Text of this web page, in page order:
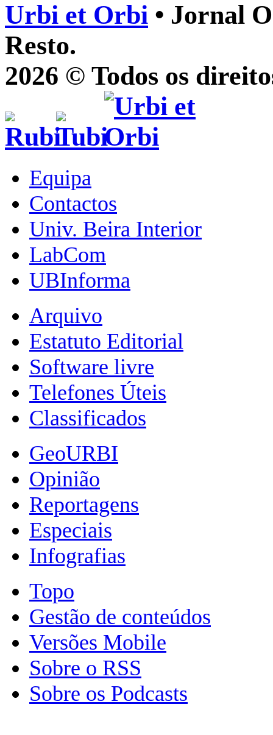
Urbi et Orbi • Jornal
Resto.
2026 © Todos os
Equipa
Contactos
Univ. Beira Interior
LabCom
UBInforma
Arquivo
Estatuto Editorial
Software livre
Telefones Úteis
Classificados
GeoURBI
Opinião
Reportagens
Especiais
Infografias
Topo
Gestão de conteúdos
Versões Mobile
Sobre o RSS
Sobre os Podcasts